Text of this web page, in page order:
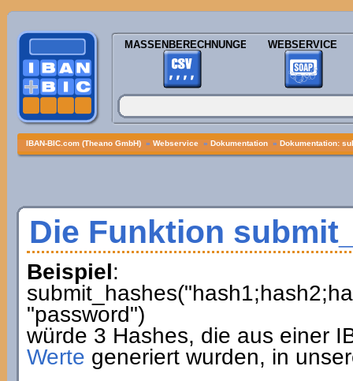
MASSENBERECHNUNGEN WEBSERVICE
IBAN-BIC.com (Theano GmbH) » Webservice » Dokumentation » Dokumentation:
Die Funktion
Beispiel:
"password")
würde 3 Hashes, die aus einer
Werte generiert wurden, in